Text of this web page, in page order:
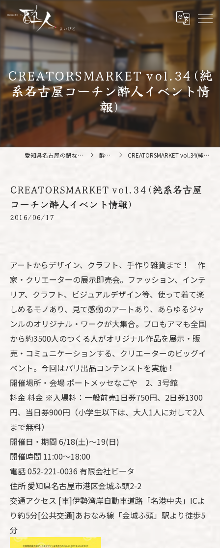
CREATORSMARKET vol.34(純
系名古屋コーチン酔人イベント情
報)
愛知県名古屋の鍋なら純系名古屋コーチン 酔人 酔人ブログ CREATORSMARKET vol.34(純系名古屋コーチン酔人イベント情報)
CREATORSMARKET vol.34(純系名古屋
コーチン酔人イベント情報)
2016/06/17
アートからデザイン、クラフト、手作り雑貨まで！ 作
家・クリエーターの展示即売会。ファッション、インテ
リア、クラフト、ビジュアルデザイン等、使って着て楽
しめるモノあり、見て感動のアートあり、あらゆるジャ
ンルのオリジナル・ワークが大集合。プロもアマも全国
から約3500人のつくる人がオリジナル作品を展示・販
売・コミュニケーションする、クリエーターのビッグイ
ベント。今回はパリ出品コンテンストを実施！
開催場所・会場 ポートメッセなごや 2、3号館
料金 料金 ※入場料：一般前売1日券750円、2日券1300
円、当日券900円（小学生以下は、大人1人に対して2人
まで無料）
開催日・期間 6/18(土)～19(日)
開催時間 11:00～18:00
電話 052-221-0036 有限会社ビータ
住所 愛知県名古屋市港区金城ふ頭2-2
交通アクセス [車]伊勢湾岸自動車道路「名港中央」ICよ
り約5分[公共交通]あおなみ線「金城ふ頭」駅より徒歩5
分